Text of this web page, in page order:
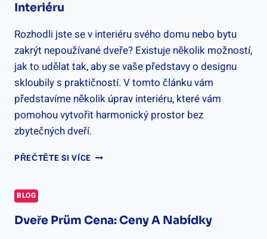
Interiéru
Rozhodli jste se v interiéru svého domu nebo bytu
zakrýt nepoužívané dveře? Existuje několik možností,
jak to udělat tak, aby se vaše představy o designu
skloubily s praktičností. V tomto článku vám
představíme několik úprav interiéru, které vám
pomohou vytvořit harmonický prostor bez
zbytečných dveří.
PŘEČTĚTE SI VÍCEJAK
INTERIÉRU
BLOG
Dveře Prüm Cena: Ceny A Nabídky